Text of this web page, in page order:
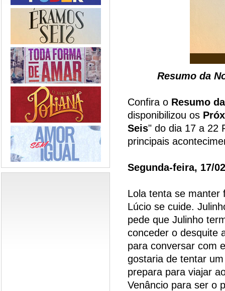
Resumo da
Confira o Resumo
disponibilizou os
Seis" do dia 17 a 22
principais
Segunda-feira, 17/
Lola tenta se manter
Lúcio se cuide.
pede que Julinho
conceder o desquite
para conversar com
gostaria de tentar
prepara para viajar
Venâncio para ser o